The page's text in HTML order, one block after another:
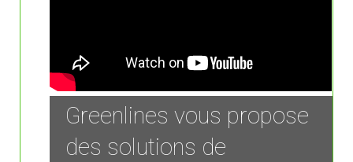
Greenlines vous propose
des solutions de